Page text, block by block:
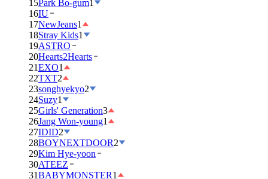
15Park Bo-gum1
16IU
17NewJeans1
18Stray Kids1
19ASTRO
20Hearts2Hearts
21EXO1
22TXT2
23songhyekyo2
24Suzy1
25Girls' Generation3
26Jang Won-young1
27IDID2
28BOYNEXTDOOR2
29Kim Hye-yoon
30ATEEZ
31BABYMONSTER1